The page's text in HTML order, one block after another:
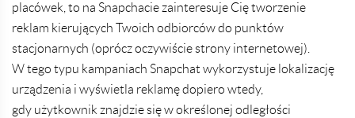
placówek, to na Snapchacie zainteresuje Cię tworzenie
reklam kierujących Twoich odbiorców do punktów
stacjonarnych (oprócz oczywiście strony internetowej).
W tego typu kampaniach Snapchat wykorzystuje lokalizację
urządzenia i wyświetla reklamę dopiero wtedy,
gdy użytkownik znajdzie się w określonej odległości